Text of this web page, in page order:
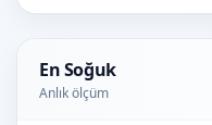
En Soğuk
Anlık ölçüm